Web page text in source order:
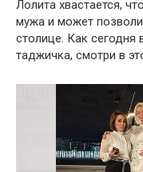
Лолита хвастается,
мужа и может
столице. Как сегодня
таджичка, смотри в